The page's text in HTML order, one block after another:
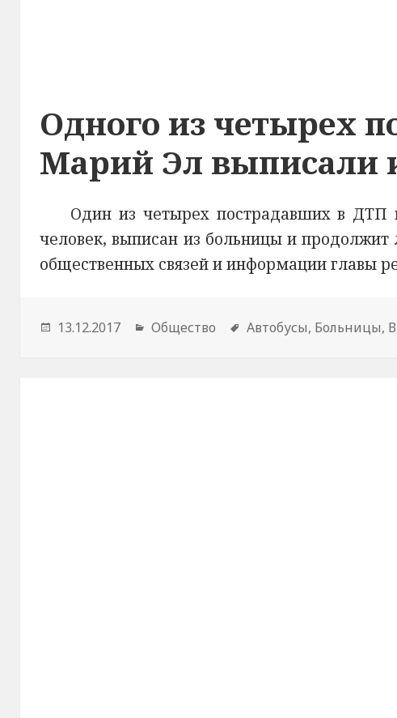
Одного из четырех
Марий Эл выписали
Один из четырех пострадавших в ДТП
человек, выписан из больницы и
общественных связей и информации главы
Опубликовано
13.12.2017 Рубрики
Общество Метки
Автобусы, Больницы,